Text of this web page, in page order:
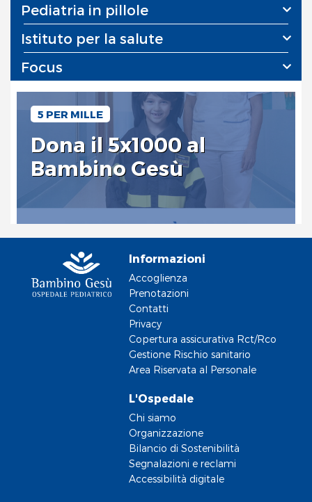
Pediatria in pillole
Istituto per la salute
Focus
5 PER MILLE
Dona il 5x1000 al
Bambino Gesù
Informazioni
Accoglienza
Prenotazioni
Contatti
Privacy
Copertura assicurativa Rct/Rco
Gestione Rischio sanitario
Area Riservata al Personale
L'Ospedale
Chi siamo
Organizzazione
Bilancio di Sostenibilità
Segnalazioni e reclami
Accessibilità digitale